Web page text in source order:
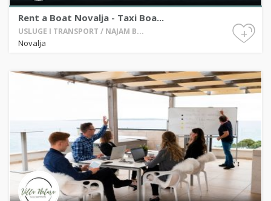
Rent a Boat Novalja - Taxi Boa...
USLUGE I TRANSPORT / NAJAM B...
Novalja
+